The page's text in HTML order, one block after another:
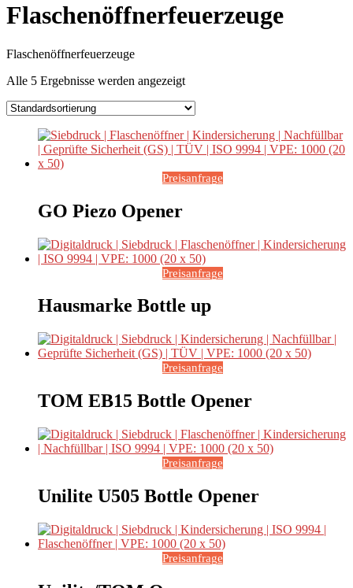
Flaschenöffnerfeuerzeuge
Flaschenöffnerfeuerzeuge
Alle 5 Ergebnisse werden angezeigt
Preisanfrage
GO Piezo Opener
Preisanfrage
Hausmarke Bottle up
Preisanfrage
TOM EB15 Bottle Opener
Preisanfrage
Unilite U505 Bottle Opener
Preisanfrage